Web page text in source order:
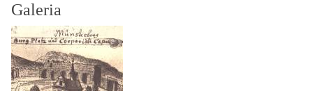
Galeria